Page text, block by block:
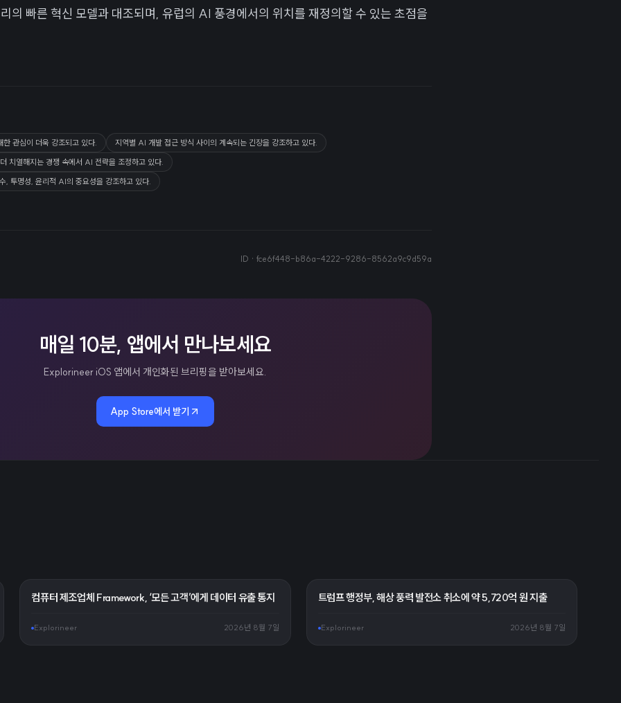
의 빠른 혁신 모델과 대조되며, 유럽의 AI 풍경에서의 위치를 재정의할 수 있는 초점을
관심이 더욱 강조되고 있다.
지역별 AI 개발 접근 방식 사이의 계속되는 긴장을 강조하고 있다.
치열해지는 경쟁 속에서 AI 전략을 조정하고 있다.
투명성, 윤리적 AI의 중요성을 강조하고 있다.
ID · fce6f448-b86a-4222-9286-8562a9c9d59a
매일 10분, 앱에서 만나보세요
Explorineer iOS 앱에서 개인화된 브리핑을 받아보세요.
App Store에서 받기
컴퓨터 제조업체 Framework, ‘모든 고객’에게 데이터 유출 통지
Explorineer 2026년 8월 7일
트럼프 행정부, 해상 풍력 발전소 취소에 약 5,720억 원 지출
Explorineer 2026년 8월 7일